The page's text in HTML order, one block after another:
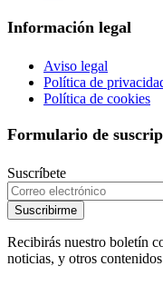
Información legal
Aviso legal
Política de
Política de cookies
Formulario de
Suscríbete
Suscribirme
Recibirás nuestro boletín
noticias, y otros